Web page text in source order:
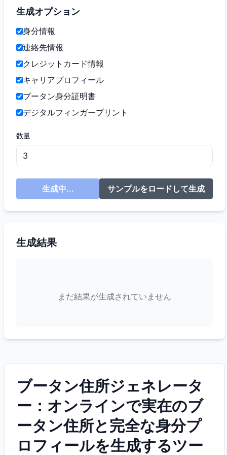
生成オプション
身分情報
連絡先情報
クレジットカード情報
キャリアプロフィール
ブータン身分証明書
デジタルフィンガープリント
数量
生成中... サンプルをロードして生成
生成結果
まだ結果が生成されていません
ブータン住所ジェネレータ
ー：オンラインで実在のブ
ータン住所と完全な身分プ
ロフィールを生成するツー